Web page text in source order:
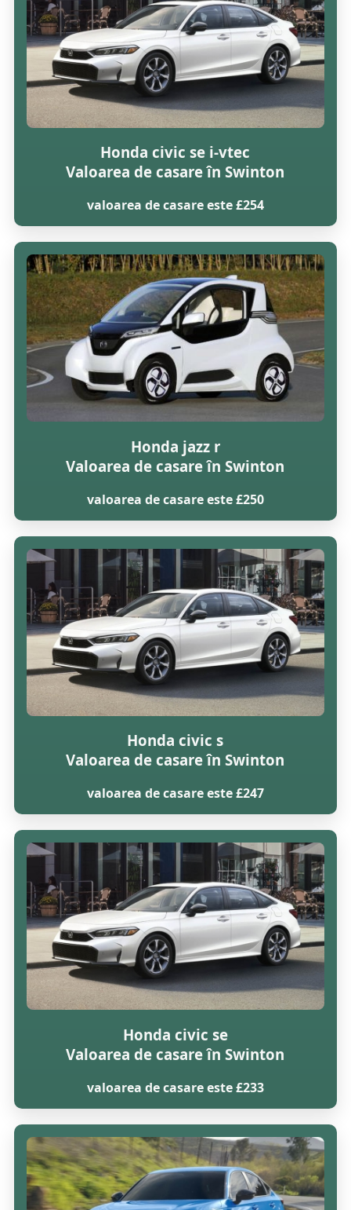
Honda civic se i-vtec
Valoarea de casare în Swinton
valoarea de casare este £254
Honda jazz r
Valoarea de casare în Swinton
valoarea de casare este £250
Honda civic s
Valoarea de casare în Swinton
valoarea de casare este £247
Honda civic se
Valoarea de casare în Swinton
valoarea de casare este £233